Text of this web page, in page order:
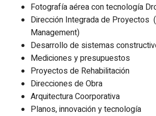
Fotografía aérea con tecnología
Dirección Integrada de Proyectos
Management)
Desarrollo de sistemas
Mediciones y presupuestos
Proyectos de Rehabilitación
Direcciones de Obra
Arquitectura Coorporativa
Planos, innovación y tecnología